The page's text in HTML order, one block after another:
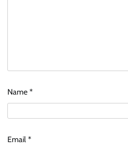
Name *
Email *